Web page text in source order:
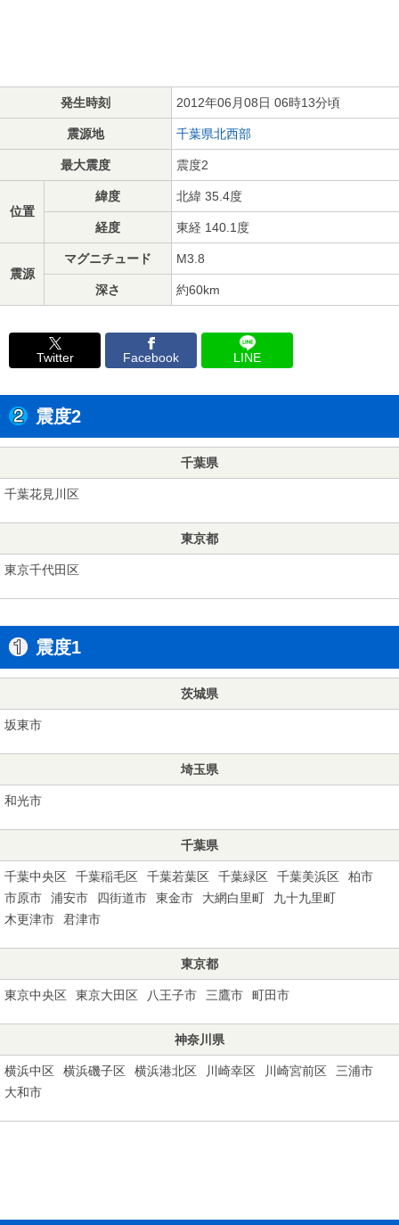
発生時刻 2012年06月08日 06時13分頃
震源地 千葉県北西部
最大震度 震度2
位置
緯度 北緯 35.4度
経度 東経 140.1度
震源
マグニチュード M3.8
深さ 約60km
Twitter Facebook LINE
震度2
千葉県
千葉花見川区
東京都
東京千代田区
震度1
茨城県
坂東市
埼玉県
和光市
千葉県
千葉中央区 千葉稲毛区 千葉若葉区 千葉緑区 千葉美浜区
柏市
市原市
浦安市 四街道市 東金市 大網白里町
九十九里町
木更津市
君津市
東京都
東京中央区 東京大田区 八王子市 三鷹市 町田市
神奈川県
横浜中区 横浜磯子区 横浜港北区 川崎幸区 川崎宮前区
三浦市
大和市